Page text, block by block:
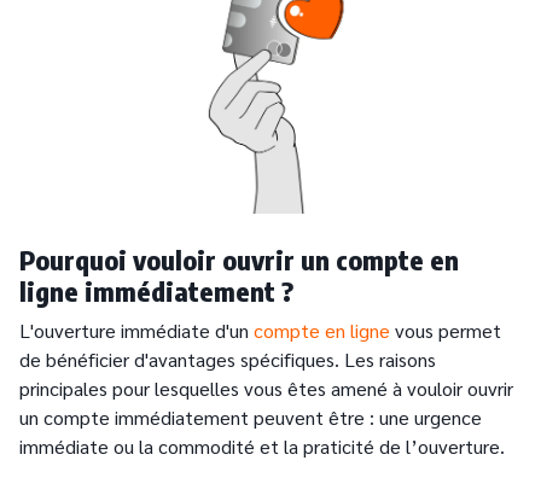
Pourquoi vouloir ouvrir un compte en
ligne immédiatement ?
L'ouverture immédiate d'un compte en ligne vous permet
de bénéficier d'avantages spécifiques. Les raisons
principales pour lesquelles vous êtes amené à vouloir ouvrir
un compte immédiatement peuvent être : une urgence
immédiate ou la commodité et la praticité de l’ouverture.